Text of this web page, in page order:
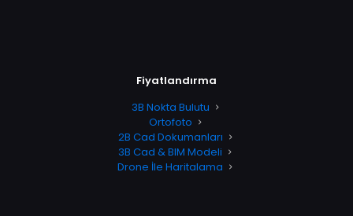
Fiyatlandırma
3B Nokta Bulutu
Ortofoto
2B Cad Dokumanları
3B Cad & BIM Modeli
Drone İle Haritalama